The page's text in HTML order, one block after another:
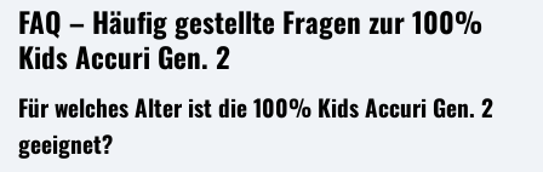
FAQ – Häufig gestellte Fragen zur 100%
Kids Accuri Gen. 2
Für welches Alter ist die 100% Kids Accuri Gen. 2
geeignet?